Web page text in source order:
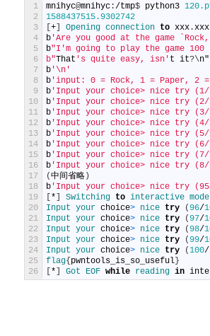
1
2
3
4
5
6
7
8
9
10
11
12
13
14
15
16
17
18
19
20
21
22
23
24
25
26
mnihyc@mnihyc :/tmp$ python3
1588437515.9302742
[+ Opening connection to xxx .xxx
b 'Are you good at the game
b"I'm going to play the game
b"That 's quite easy, isn' t it?\n"
b '\n'
b 'input: 0 = Rock, 1 = Paper, 2
b 'Input your choice> nice try (1/
b 'Input your choice> nice try (2/
b 'Input your choice> nice try (3/
b 'Input your choice> nice try (4/
b 'Input your choice> nice try (5/
b 'Input your choice> nice try (6/
b 'Input your choice> nice try (7/
b 'Input your choice> nice try (8/
(中间省略 )
b 'Input your choice> nice try
* Switching to interactive mode
Input your choice> nice try (96/
Input your choice> nice try (97/
Input your choice> nice try (98/
Input your choice> nice try (99/
Input your choice> nice try (100/
flag{ pwntools_is_so_useful }
* Got EOF while reading in